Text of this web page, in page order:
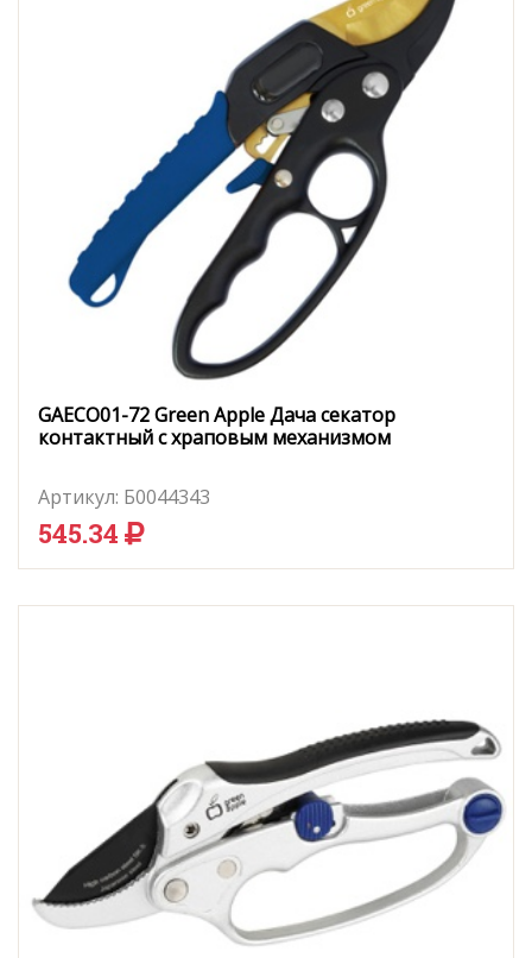
GAECO01-72 Green Apple Дача секатор
контактный c храповым механизмом
Артикул: Б0044343
545.34